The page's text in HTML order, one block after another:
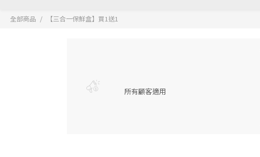
全部商品 【三合一保鮮盒】買1送1
所有顧客適用